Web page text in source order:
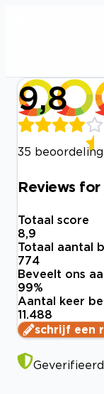
9,8
35
Reviews for
Totaal score
8,9
Totaal aantal
774
Beveelt ons
99%
Aantal keer
11.488
schrijf een